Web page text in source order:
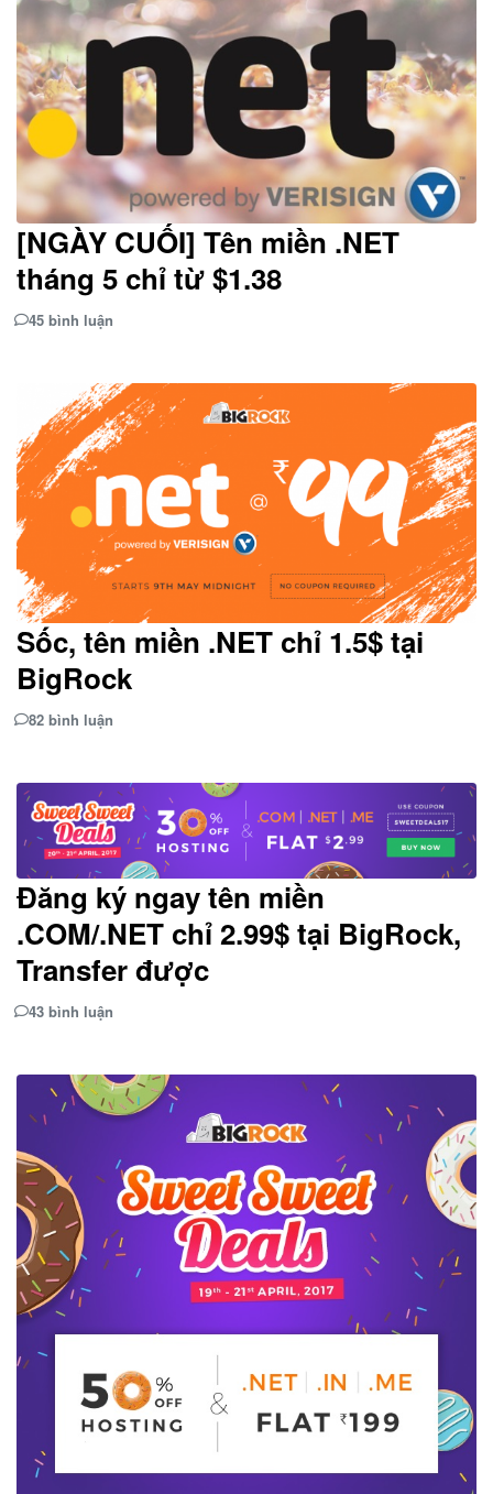
[NGÀY CUỐI] Tên miền .NET
tháng 5 chỉ từ $1.38
45 bình luận
Sốc, tên miền .NET chỉ 1.5$ tại
BigRock
82 bình luận
Đăng ký ngay tên miền
.COM/.NET chỉ 2.99$ tại BigRock,
Transfer được
43 bình luận